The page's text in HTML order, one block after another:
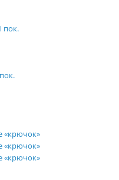
пок.
«крючок»
«крючок»
«крючок»